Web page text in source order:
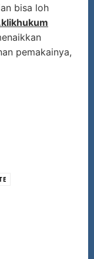
bisa loh
pemakainya,